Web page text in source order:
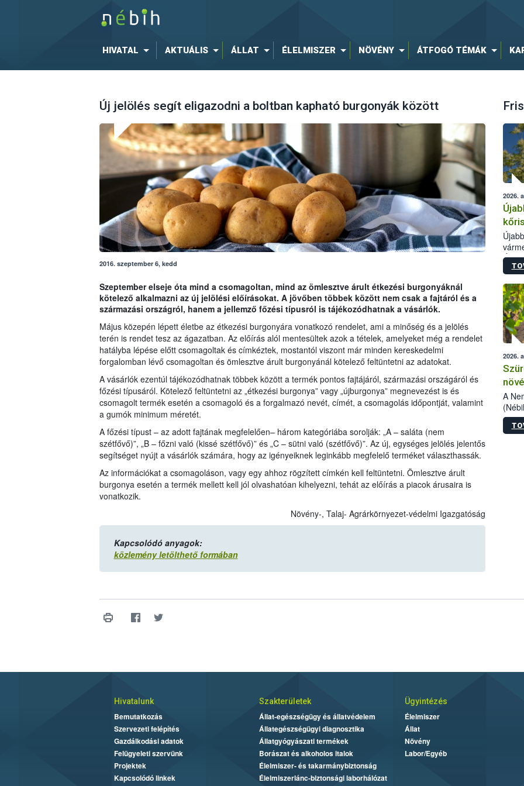
HIVATAL AKTUÁLIS ÁLLAT ÉLELMISZER NÖVÉNY ÁTFOGÓ TÉMÁK
Új jelölés segít eligazodni a boltban kapható burgonyák között
2016. szeptember 6, kedd
Szeptember elseje óta mind a csomagoltan, mind az ömlesztve árult étkezési burgonyáknál
kötelező alkalmazni az új jelölési előírásokat. A jövőben többek között nem csak a fajtáról és a
származási országról, hanem a jellemző főzési típusról is tájékozódhatnak a vásárlók.
Május közepén lépett életbe az étkezési burgonyára vonatkozó rendelet, ami a minőség és a jelölés
terén is rendet tesz az ágazatban. Az előírás alól mentesültek azok a tételek, amelyeket még a rendelet
hatályba lépése előtt csomagoltak és címkéztek, mostantól viszont már minden kereskedelmi
forgalomban lévő csomagoltan és ömlesztve árult burgonyánál kötelező feltüntetni az adatokat.
A vásárlók ezentúl tájékozódhatnak többek között a termék pontos fajtájáról, származási országáról és
főzési típusáról. Kötelező feltüntetni az „étkezési burgonya” vagy „újburgonya” megnevezést is és
csomagolt termék esetén a csomagoló és a forgalmazó nevét, címét, a csomagolás időpontját, valamint
a gumók minimum méretét.
A főzési típust – az adott fajtának megfelelően– három kategóriába sorolják: „A – saláta (nem
szétfővő)”, „B – főzni való (kissé szétfővő)” és „C – sütni való (szétfővő)”. Az új, egységes jelölés jelentős
segítséget nyújt a vásárlók számára, hogy az igényeiknek leginkább megfelelő terméket választhassák.
Az információkat a csomagoláson, vagy egy ahhoz rögzített címkén kell feltüntetni. Ömlesztve árult
burgonya esetén a termék mellett kell jól olvashatóan kihelyezni, tehát az előírás a piacok árusaira is
vonatkozik.
Növény-, Talaj- Agrárkörnyezet-védelmi Igazgatóság
Kapcsolódó anyagok:
közlemény letölthető formában
2026.
2026.
A
Hivatalunk
Bemutatkozás
Szervezeti felépítés
Gazdálkodási adatok
Felügyeleti szervünk
Projektek
Kapcsolódó linkek
Szakterületek
Állat-egészségügy és állatvédelem
Állategészségügyi diagnosztika
Állatgyógyászati termékek
Borászat és alkoholos italok
Élelmiszer- és takarmánybiztonság
Élelmiszerlánc-biztonsági laborhálózat
Ügyintézés
Élelmiszer
Állat
Növény
Labor/Egyéb